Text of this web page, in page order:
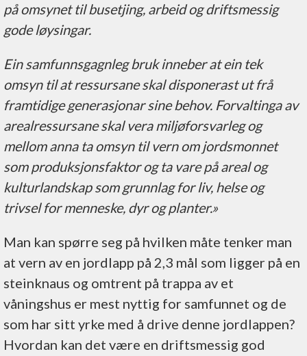
på omsynet til busetjing, arbeid og driftsmessig
gode løysingar.
Ein samfunnsgagnleg bruk inneber at ein tek
omsyn til at ressursane skal disponerast ut frå
framtidige generasjonar sine behov. Forvaltinga av
arealressursane skal vera miljøforsvarleg og
mellom anna ta omsyn til vern om jordsmonnet
som produksjonsfaktor og ta vare på areal og
kulturlandskap som grunnlag for liv, helse og
trivsel for menneske, dyr og planter.»
Man kan spørre seg på hvilken måte tenker man
at vern av en jordlapp på 2,3 mål som ligger på en
steinknaus og omtrent på trappa av et
våningshus er mest nyttig for samfunnet og de
som har sitt yrke med å drive denne jordlappen?
Hvordan kan det være en driftsmessig god